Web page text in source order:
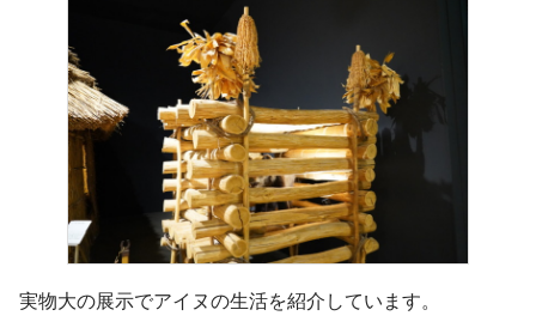
実物大の展示でアイヌの生活を紹介しています。